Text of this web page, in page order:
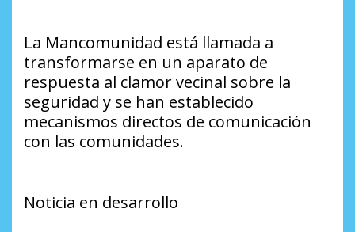
La Mancomunidad está llamada a
transformarse en un aparato de
respuesta al clamor vecinal sobre la
seguridad y se han establecido
mecanismos directos de comunicación
con las comunidades.
Noticia en desarrollo